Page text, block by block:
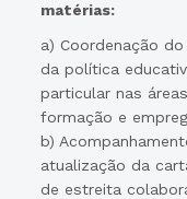
matérias:
a) Coordenação
da política
particular nas
formação e
b)
atualização da
de estreita